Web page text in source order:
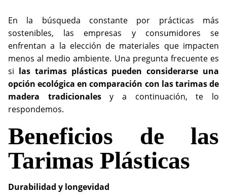
En la búsqueda constante por prácticas más
sostenibles, las empresas y consumidores se
enfrentan a la elección de materiales que impacten
menos al medio ambiente. Una pregunta frecuente es
si las tarimas plásticas pueden considerarse una
opción ecológica en comparación con las tarimas de
madera tradicionalesy a continuación, te lo
respondemos.
Beneficios de las
Tarimas Plásticas
Durabilidad y longevidad